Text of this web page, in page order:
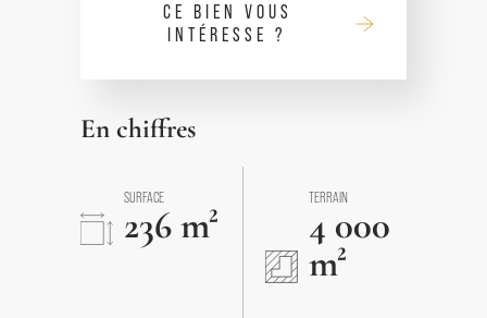
CE BIEN VOUS
INTÉRESSE ?
En chiffres
SURFACE
236 m²
TERRAIN
4 000
m²